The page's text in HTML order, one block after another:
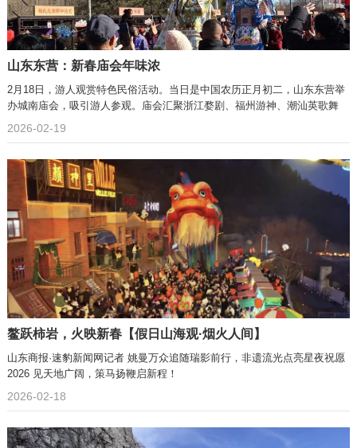
山东东营：新春庙会年味浓
2月18日，游人观赏特色民俗活动。当日是中国农历正月初二，山东东营举
办城南庙会，吸引游人参观。庙会汇聚浙江婺剧、福州游神、潮汕英歌舞
2026-02-19
鳌跃柿岩，火映新春【假日山海观·烟火人间】
山东商报·速豹新闻网记者 姚曼万众追随瑞影前行，非遗流光点亮星夜祝愿
2026 见天地广阔，策马扬鞭启新程！
2026-02-18